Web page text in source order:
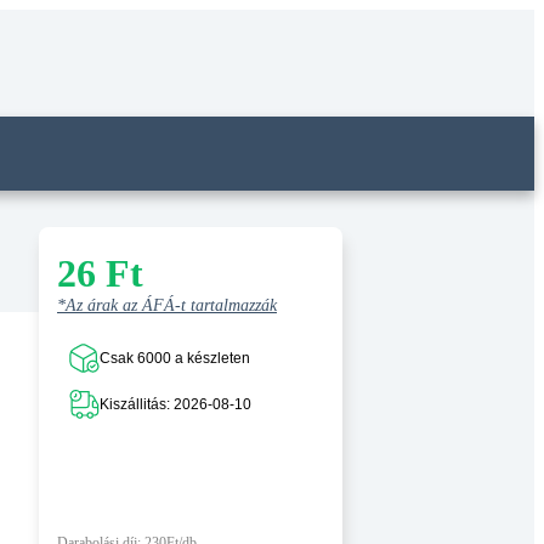
26 Ft
*Az árak az ÁFÁ-t tartalmazzák
Csak 6000 a készleten
Kiszállitás: 2026-08-10